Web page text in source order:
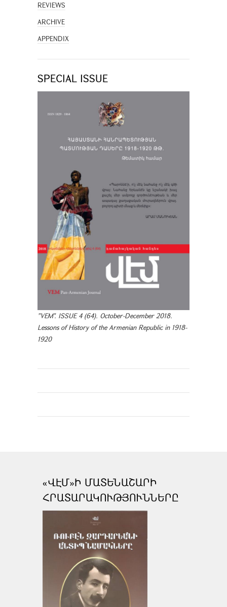
REVIEWS
ARCHIVE
APPENDIX
SPECIAL ISSUE
"VEM". ISSUE 4 (64). October-December 2018.
Lessons of History of the Armenian Republic in 1918-
1920
«ՎԷՄ»Ի ՄԱՏԵՆԱՇԱՐԻ
ՀՐԱՏԱՐԱԿՈՒԹՅՈՒՆՆԵՐԸ